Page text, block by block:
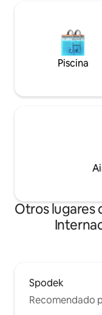
Piscina
Otros lugares
Spodek
Recomendado